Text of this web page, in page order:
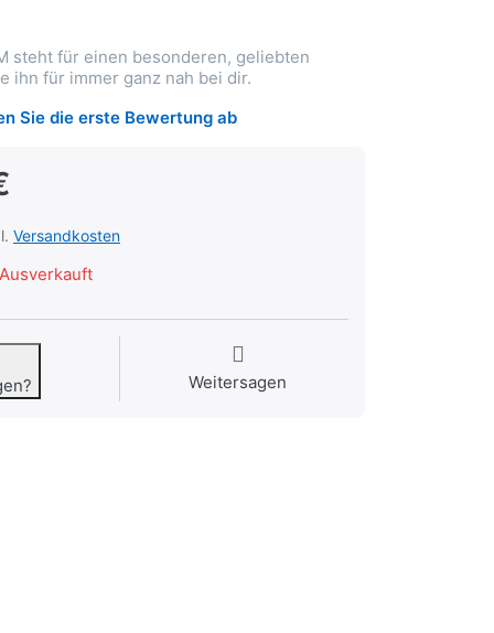
steht für einen besonderen, geliebten
ihn für immer ganz nah bei dir.
Sie die erste Bewertung ab
Versandkosten
Ausverkauft
Weitersagen